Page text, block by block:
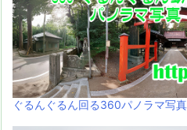
ぐるんぐるん回る360パノラマ写真